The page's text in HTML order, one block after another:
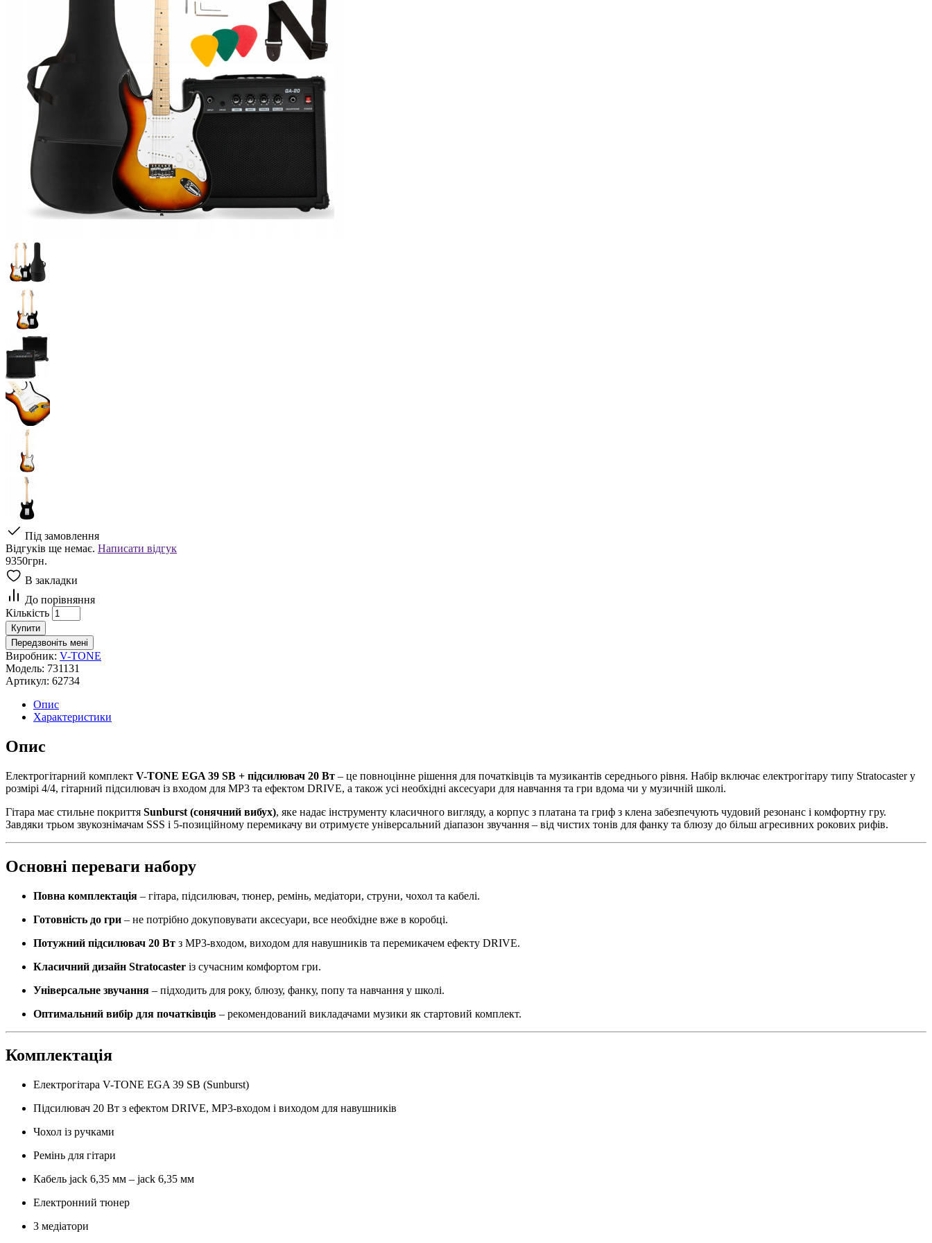
Під замовлення
Відгуків ще немає. Написати відгук
9350грн.
В закладки
До порівняння
Кількість
Купити
Передзвоніть мені
Виробник: V-TONE
Модель: 731131
Артикул: 62734
Опис
Характеристики
Опис
Електрогітарний комплект V-TONE EGA 39 SB + підсилювач 20 Вт – це повноцінне рішення для початківців та музикантів середнього рівня. Набір включає електрогітару типу Stratocaster у
розмірі 4/4, гітарний підсилювач із входом для MP3 та ефектом DRIVE, а також усі необхідні аксесуари для навчання та гри вдома чи у музичній школі.
Гітара має стильне покриття Sunburst (сонячний вибух), яке надає інструменту класичного вигляду, а корпус з платана та гриф з клена забезпечують чудовий резонанс і комфортну гру.
Завдяки трьом звукознімачам SSS і 5-позиційному перемикачу ви отримуєте універсальний діапазон звучання – від чистих тонів для фанку та блюзу до більш агресивних рокових рифів.
Основні переваги набору
Повна комплектація – гітара, підсилювач, тюнер, ремінь, медіатори, струни, чохол та кабелі.
Готовність до гри – не потрібно докуповувати аксесуари, все необхідне вже в коробці.
Потужний підсилювач 20 Вт з MP3-входом, виходом для навушників та перемикачем ефекту DRIVE.
Класичний дизайн Stratocaster із сучасним комфортом гри.
Універсальне звучання – підходить для року, блюзу, фанку, попу та навчання у школі.
Оптимальний вибір для початківців – рекомендований викладачами музики як стартовий комплект.
Комплектація
Електрогітара V-TONE EGA 39 SB (Sunburst)
Підсилювач 20 Вт з ефектом DRIVE, MP3-входом і виходом для навушників
Чохол із ручками
Ремінь для гітари
Кабель jack 6,35 мм – jack 6,35 мм
Електронний тюнер
3 медіатори